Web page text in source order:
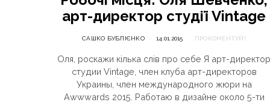
арт-директор студії Vintage
САШКО БУБЛІЄНКО 14.01.2015 ПРОКОМЕНТУЙ!
Оля, роскажи кілька слів про себе Я арт-директор
студии Vintage, член клуба арт-директоров
Украины, член международного жюри на
Awwwards 2015. Работаю в дизайне около 5-ти